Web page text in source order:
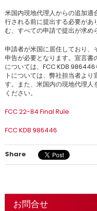
米国内現地代理人からの追加
行される前に提出する必要があ
む、すべての申請で提出が求め
申請者が米国に居住しており、
申告が必要となります。宣言
については、FCC KDB
トについては、弊社担当者よ
す。また、米国内の現地代理人
ください。
FCC 22-84 Final Rule
FCC KDB 986446
Share
お問合せ